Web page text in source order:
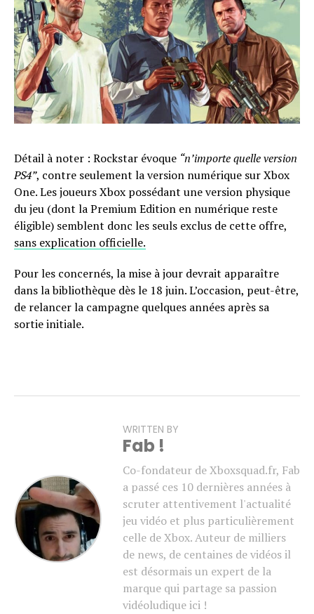
Détail à noter : Rockstar évoque “n’importe quelle version
PS4”, contre seulement la version numérique sur Xbox
One. Les joueurs Xbox possédant une version physique
du jeu (dont la Premium Edition en numérique reste
éligible) semblent donc les seuls exclus de cette offre,
sans explication officielle.
Pour les concernés, la mise à jour devrait apparaître
dans la bibliothèque dès le 18 juin. L’occasion, peut-être,
de relancer la campagne quelques années après sa
sortie initiale.
WRITTEN BY
Fab !
Co-fondateur de Xboxsquad.fr, Fab
a passé ces 10 dernières années à
scruter attentivement l'actualité
jeu vidéo et plus particulièrement
celle de Xbox. Auteur de milliers
de news, de centaines de vidéos il
est désormais un expert de la
marque qui partage sa passion
vidéoludique ici !